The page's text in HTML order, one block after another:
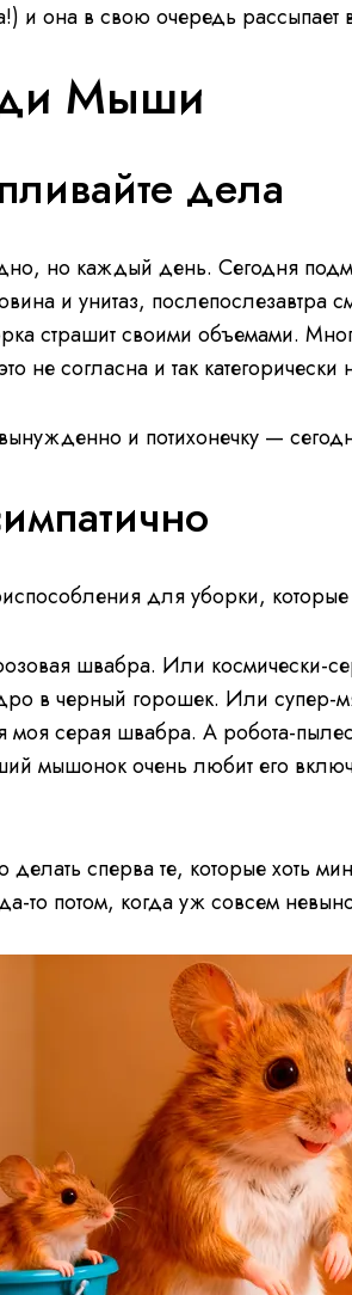
и она в свою очередь рассыпает
Мыши
дела
но каждый день. Сегодня
и унитаз, послепослезавтра
страшит своими объемами.
не согласна и так
и потихонечку —
для уборки,
швабра. Или космически-
в черный горошек. Или супер-
моя серая швабра. А робота-
мышонок очень любит его
сперва те, которые хоть
то потом, когда уж совсем